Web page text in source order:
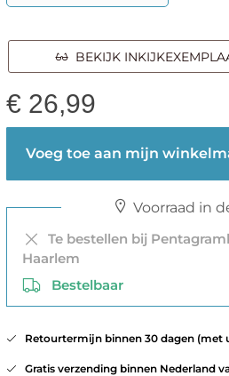
BEKIJK
€ 26,99
Voeg toe aan mijn
Voorraad in
Te bestellen bij
Haarlem
Bestelbaar
Retourtermijn binnen 30 dagen (met
Gratis verzending binnen Nederland